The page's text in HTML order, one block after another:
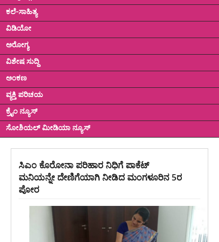
ಕಲೆ-ಸಾಹಿತ್ಯ
ವಿಡಿಯೋ
ಅರೋಗ್ಯ
ವಿಶೇಷ ಸುದ್ದಿ
ಅಂಕಣ
ವ್ಯಕ್ತಿ ಪರಿಚಯ
ಕ್ರೈಂ ನ್ಯೂಸ್
ಸೋಶಿಯಲ್ ಮೀಡಿಯಾ ನ್ಯೂಸ್
ಸಿಎಂ ಕೊರೋನಾ ಪರಿಹಾರ ನಿಧಿಗೆ ಪಾಕೆಟ್
ಮನಿಯನ್ನೇ ದೇಣಿಗೆಯಾಗಿ ನೀಡಿದ ಮಂಗಳೂರಿನ 5ರ
ಪೋರ